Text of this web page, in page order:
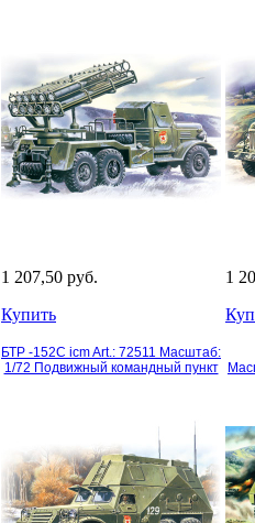
1 207,50 руб.
Купить
1
БТР -152С icm Art.: 72511 Масштаб:
1/72 Подвижный командный пункт